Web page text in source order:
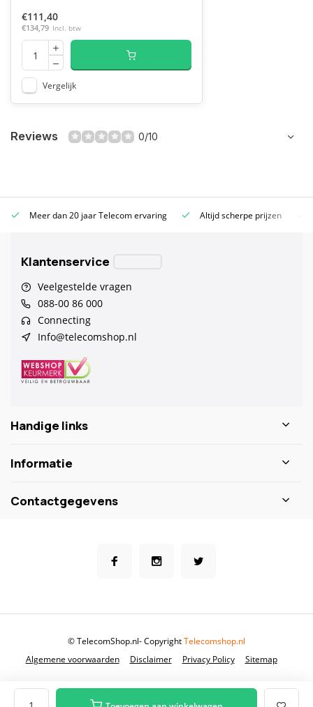
€111,40
€134,79 Incl. btw
Vergelijk
Reviews 0/10
Meer dan 20 jaar Telecom ervaring Altijd scherpe prijzen
Klantenservice
Veelgestelde vragen
088-00 86 000
Connecting
Info@telecomshop.nl
Handige links
Informatie
Contactgegevens
Algemene voorwaarden Disclaimer Privacy Policy Sitemap
© TelecomShop.nl- CopyrightTelecomshop.nl